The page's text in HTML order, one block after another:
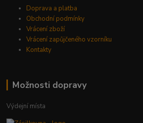
Doprava a platba
Obchodní podmínky
Vrácení zboží
Vrácení zapůjčeného vzorníku
Kontakty
Možnosti dopravy
Výdejní místa